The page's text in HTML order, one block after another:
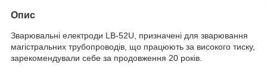
Опис
Зварювальні електроди LB-52U, призначені для зварювання
магістральних трубопроводів, що працюють за високого тиску,
зарекомендували себе за продовження 20 років.